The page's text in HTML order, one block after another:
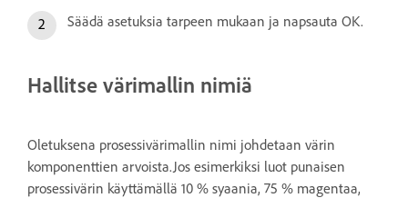
Säädä asetuksia tarpeen mukaan ja napsauta OK.
Hallitse värimallin nimiä
Oletuksena prosessivärimallin nimi johdetaan värin
komponenttien arvoista.Jos esimerkiksi luot punaisen
prosessivärin käyttämällä 10 % syaania, 75 % magentaa,